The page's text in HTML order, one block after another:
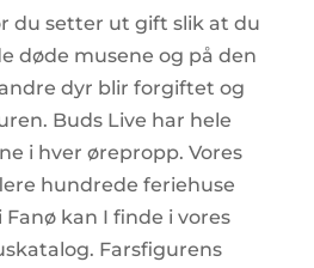
du setter ut gift slik at du
døde musene og på den
dyr blir forgiftet og
Buds Live har hele
i hver ørepropp. Vores
hundrede feriehuse
kan I finde i vores
Farsfigurens